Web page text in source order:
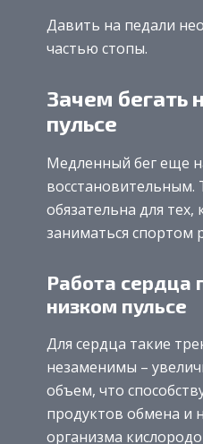
Давить на педали
частью стопы.
Зачем бегать
пульсе
Медленный бег еще
восстановительным.
обязательна для тех,
заниматься спортом
Работа сердца
низком пульсе
Для сердца такие
незаменимы –
объем, что
продуктов обмена и
организма